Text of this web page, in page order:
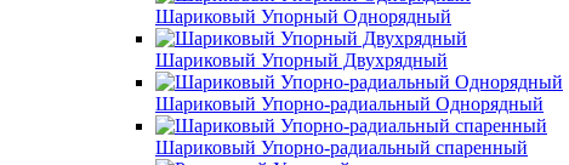
Шариковый Упорный Однорядный
Шариковый Упорный Двухрядный
Шариковый Упорно-радиальный Однорядный
Шариковый Упорно-радиальный спаренный